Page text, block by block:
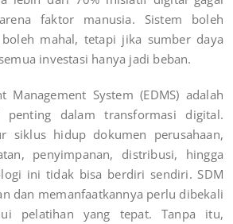
faktor manusia. Sistem boleh
mahal, tetapi jika sumber daya
investasi hanya jadi beban.
Management System (EDMS) adalah
penting dalam transformasi digital.
siklus hidup dokumen perusahaan,
penyimpanan, distribusi, hingga
ini tidak bisa berdiri sendiri. SDM
dan memanfaatkannya perlu dibekali
pelatihan yang tepat. Tanpa itu,